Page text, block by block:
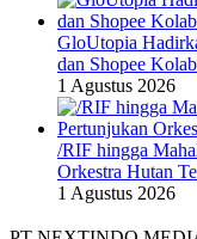
GloUtopia
dan Shopee
1 Agustus 2026
/RIF hingga
Orkestra Hutan
1 Agustus 2026